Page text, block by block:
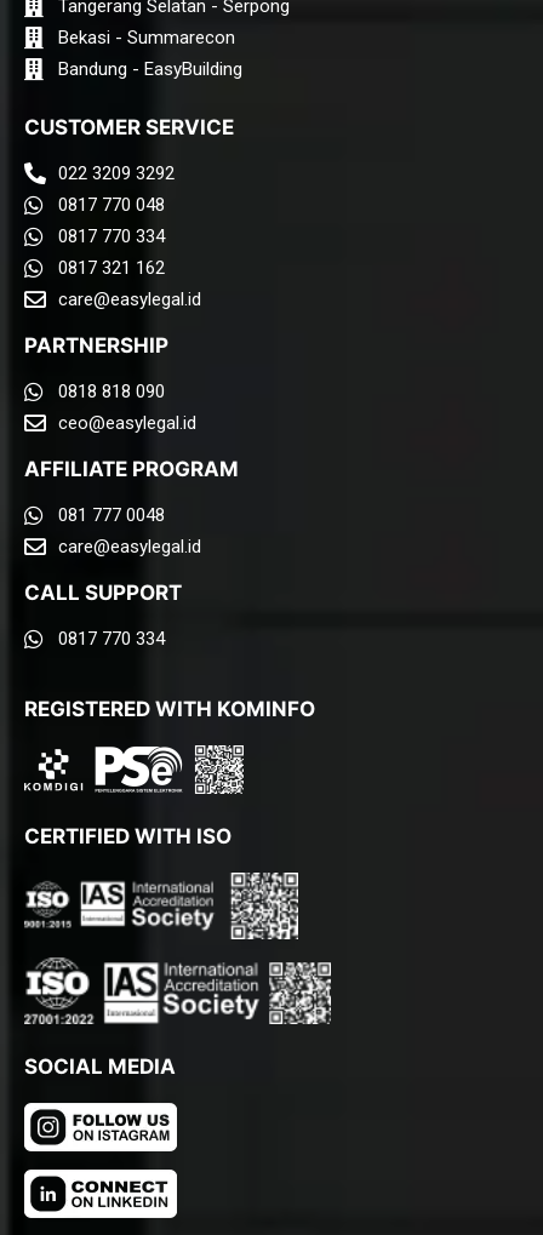
Tangerang Selatan - Serpong
Bekasi - Summarecon
Bandung - EasyBuilding
CUSTOMER SERVICE
022 3209 3292
0817 770 048
0817 770 334
0817 321 162
care@easylegal.id​
PARTNERSHIP
0818 818 090
ceo@easylegal.id
AFFILIATE PROGRAM
081 777 0048
care@easylegal.id​
CALL SUPPORT
0817 770 334
REGISTERED WITH KOMINFO
CERTIFIED WITH ISO
SOCIAL MEDIA